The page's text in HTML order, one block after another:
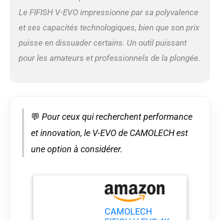
360° : dépassez les
limites des méthodes
obtenez une liberté
totale à 360 ° dans la
cinématographique
d'imagerie 4K. 👍5000
LED ultra lumineuses :
FIFISH V-EVO est
combinées · 5 500 K.
Optimisez votre vision à
travers les mers
Le FIFISH V-EVO impressionne par sa polyvalence
et ses capacités technologiques, bien que son prix
puisse en dissuader certains. Un outil puissant
pour les amateurs et professionnels de la plongée.
💬 Pour ceux qui recherchent performance
et innovation, le V-EVO de CAMOLECH est
une option à considérer.
CAMOLECH